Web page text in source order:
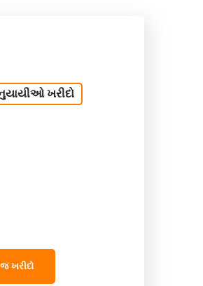
ખરીદો
ખરીદો